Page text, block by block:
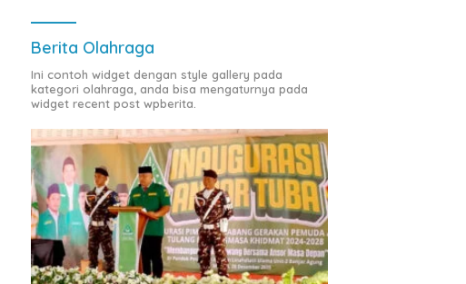
Berita Olahraga
Ini contoh widget dengan style gallery pada
kategori olahraga, anda bisa mengaturnya pada
widget recent post wpberita.